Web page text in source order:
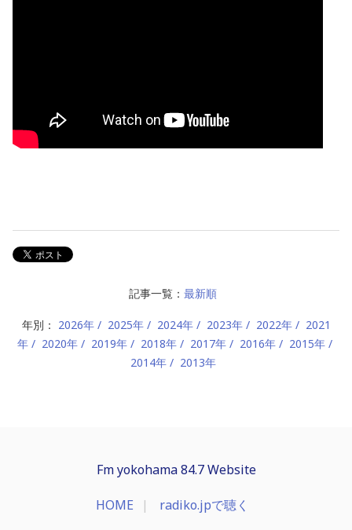
記事一覧： 最新順
年別： 2026年 2025年 2024年 2023年 2022年
2021
年
2020年 2019年 2018年 2017年 2016年
2015年
2014年
2013年
Fm yokohama 84.7 Website
HOME radiko.jpで聴く